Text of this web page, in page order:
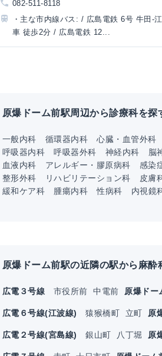
082-511-8118
・主な市内線バス: / 広島電鉄 6号 牛田-
車 徒歩2分 / 広島電鉄 12...
原爆ドーム前駅周辺から診療科を探
一般内科 循環器内科 心臓・血管外科
呼吸器内科
呼吸器外科 神経内科 脳
血液内科
アレルギー・膠原病科 感染
整形外科
リハビリテーション科 皮膚
緩和ケア科
腫瘍内科 性病科 内視鏡
原爆ドーム前駅の近隣の駅から麻酔
広電３号線 市役所前 中電前 原爆ドー
広電６号線(江波線) 猿猴橋町 立町 原
広電２号線(宮島線) 銀山町 八丁堀 原